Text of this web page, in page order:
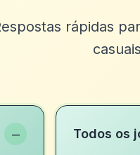
rápidas
− Todos os